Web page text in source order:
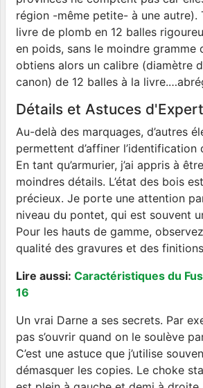
région -même petite- à une autre).
livre de plomb en 12 balles
en poids, sans le moindre gramme
obtiens alors un calibre (diamètre
canon) de 12 balles à la
Détails et Astuces d'Expert
Au-delà des marquages, d’autres
permettent d’affiner l’identification
En tant qu’armurier, j’ai appris à
moindres détails. L’état des bois
précieux. Je porte une attention
niveau du pontet, qui est souvent
Pour les hauts de gamme,
qualité des gravures et des
Lire aussi: Caractéristiques du
16
Un vrai Darne a ses secrets. Par
pas s’ouvrir quand on le soulève
C’est une astuce que j’utilise
démasquer les copies. Le choke